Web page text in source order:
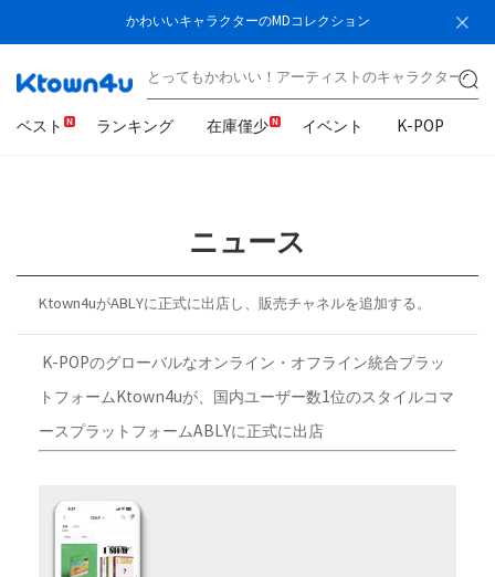
かわいいキャラクターのMDコレクション
ベスト ランキング 在庫僅少 イベント K-POP
ニュース
Ktown4uがABLYに正式に出店し、販売チャネルを追加する。
K-POPのグローバルなオンライン・オフライン統合プラッ
トフォームKtown4uが、国内ユーザー数1位のスタイルコマ
ースプラットフォームABLYに正式に出店